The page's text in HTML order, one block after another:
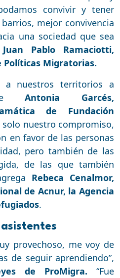
convivir y tener
mejor convivencia
una sociedad que sea
Juan Pablo Ramaciotti,
Migratorias.
a nuestros territorios a
Antonia Garcés,
de Fundación
solo nuestro compromiso,
en favor de las personas
pero también de las
de las que también
Rebeca Cenalmor,
de Acnur, la Agencia
.
provechoso, me voy de
de seguir aprendiendo”,
de ProMigra. “Fue